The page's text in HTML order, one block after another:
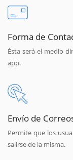
Forma de
Ésta será el medio
app.
Envío de
Permite que los
salirse de la misma.